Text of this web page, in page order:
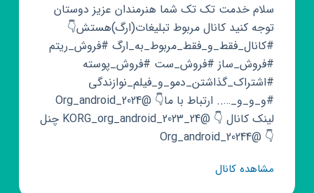
سلام خدمت تک تک شما هنرمندان عزیز دوستان
توجه کنید کانال مربوط تبلیغات(ارگ)هستش👇
#کانال_فقط_و_فقط_مربوط_به_ارگ #فروش_ریتم
#فروش_ساز #فروش_ست #فروش_پوسته
#اشتراک_گذاشتن_دمو_و_فیلم_نوازندگی
#و_و_و_….. ارتباط با ما👇 @Org_android_2024
لینک کانال 👇 @KORG_org_android_2023_24 چنل
👇 @Org_android_20244
مشاهده کانالکانال